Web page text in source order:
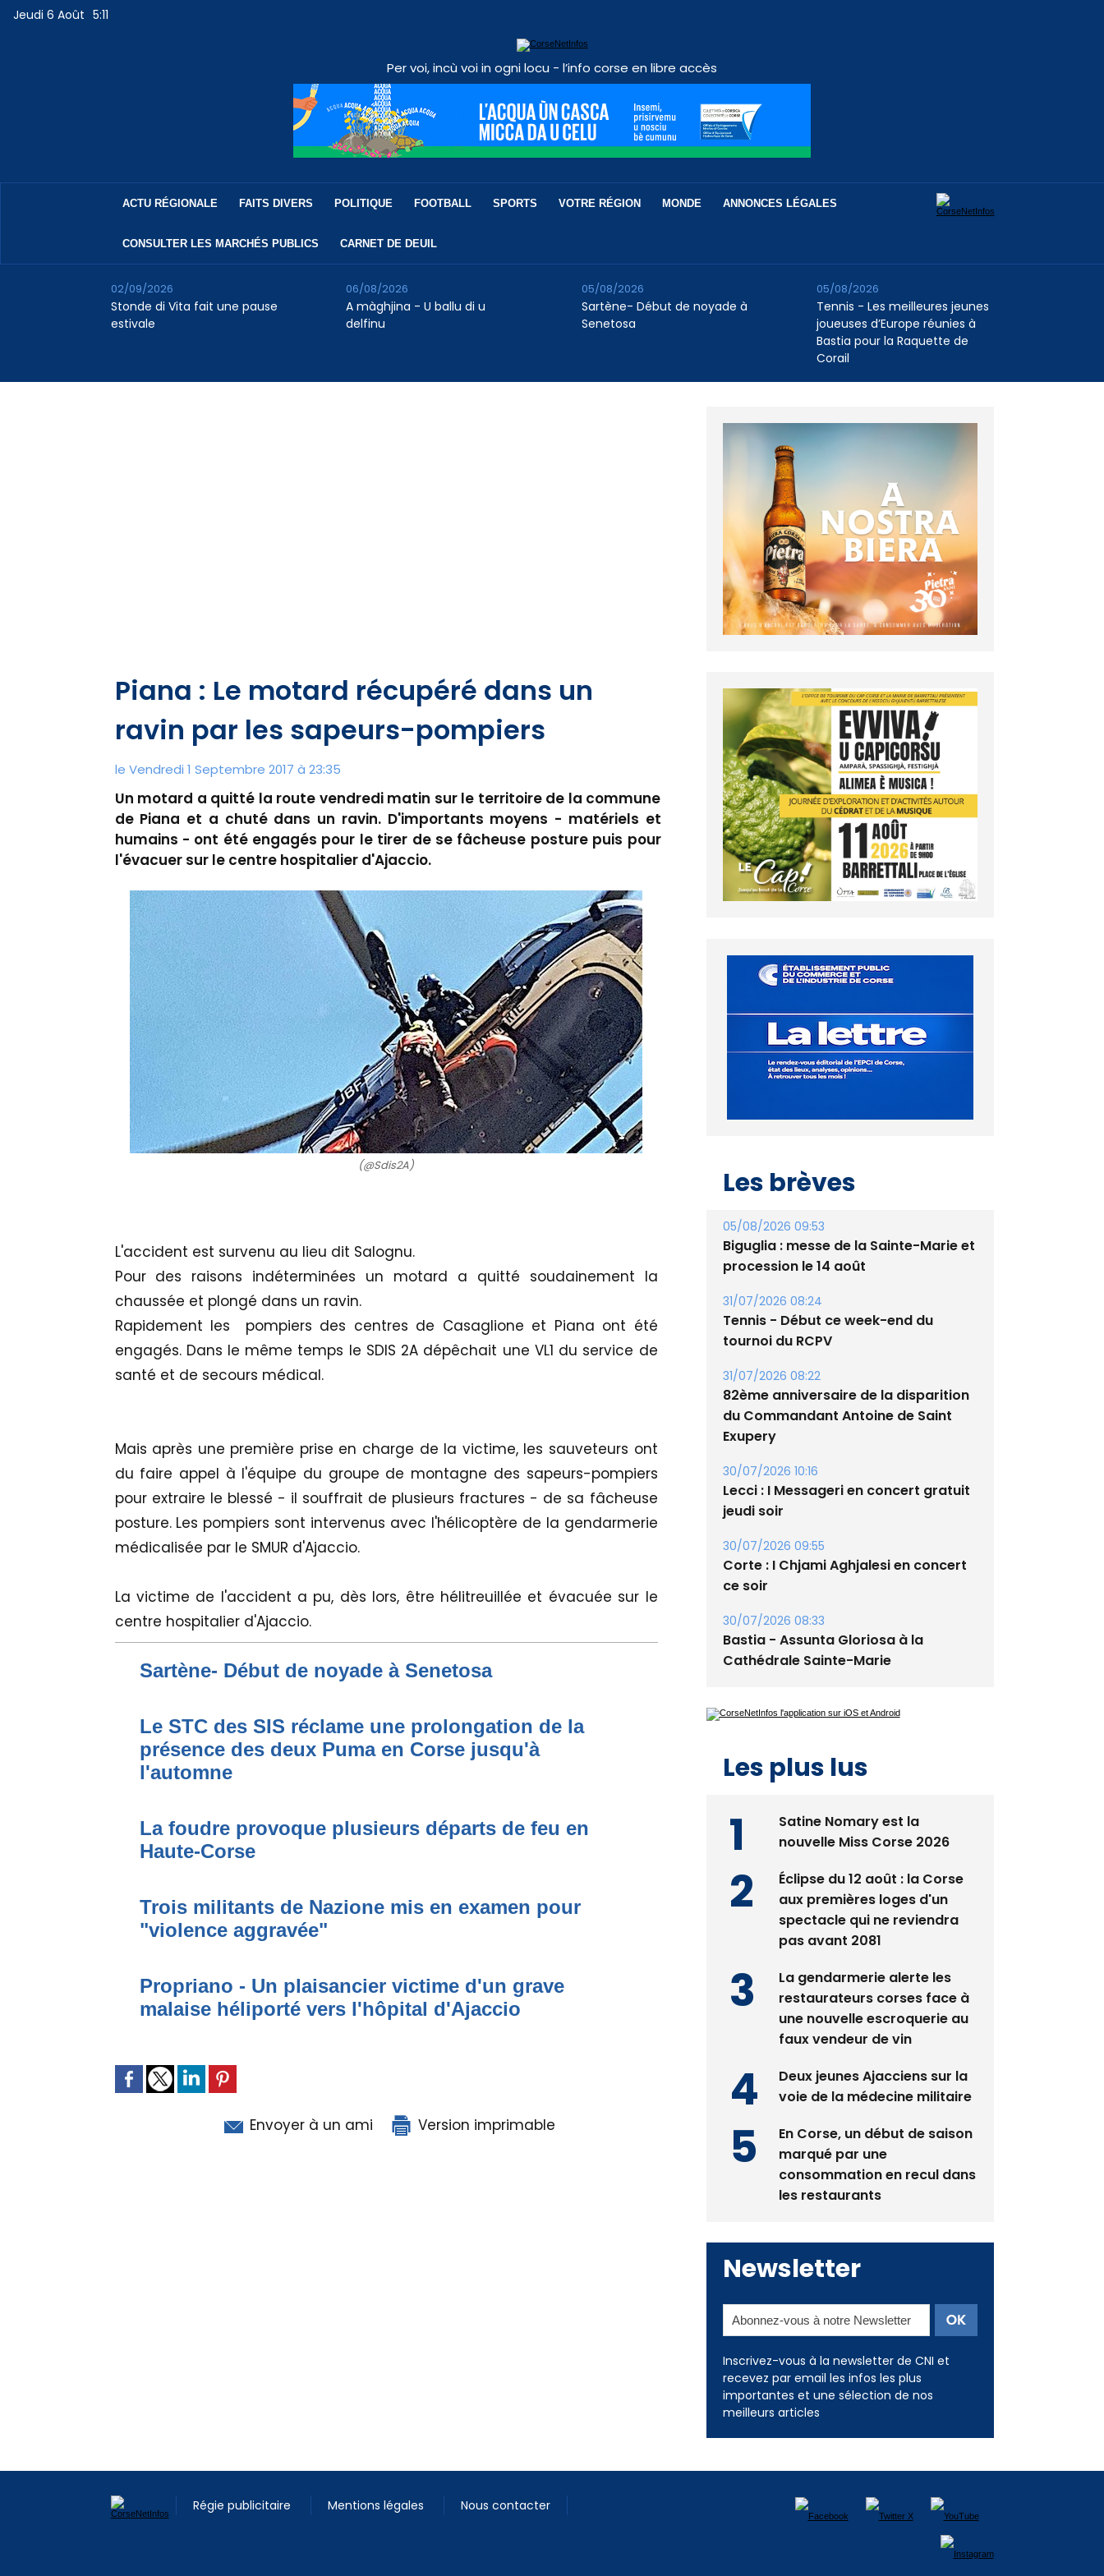
Jeudi 6 Août 5:11
Per voi, incù voi in ogni locu - l’info corse en libre accès
ACTU RÉGIONALE FAITS DIVERS POLITIQUE FOOTBALL SPORTS VOTRE RÉGION MONDE ANNONCES LÉGALES
CONSULTER LES MARCHÉS PUBLICS CARNET DE DEUIL
Stonde di Vita fait une pause
estivale
02/09/2026
A màghjina - U ballu di u
delfinu
06/08/2026
Sartène- Début de noyade à
Senetosa
05/08/2026
Tennis - Les meilleures jeunes
joueuses d’Europe réunies à
Bastia pour la Raquette de
Corail
05/08/2026
Piana : Le motard récupéré dans un
ravin par les sapeurs-pompiers
le Vendredi 1 Septembre 2017 à 23:35
Un motard a quitté la route vendredi matin sur le territoire de la commune
de Piana et a chuté dans un ravin. D'importants moyens - matériels et
humains - ont été engagés pour le tirer de se fâcheuse posture puis pour
l'évacuer sur le centre hospitalier d'Ajaccio.
(@Sdis2A)
L'accident est survenu au lieu dit Salognu.
Pour des raisons indéterminées un motard a quitté soudainement la
chaussée et plongé dans un ravin.
Rapidement les pompiers des centres de Casaglione et Piana ont été
engagés. Dans le même temps le SDIS 2A dépêchait une VL1 du service de
santé et de secours médical.
Mais après une première prise en charge de la victime, les sauveteurs ont
du faire appel à l'équipe du groupe de montagne des sapeurs-pompiers
pour extraire le blessé - il souffrait de plusieurs fractures - de sa fâcheuse
posture. Les pompiers sont intervenus avec l'hélicoptère de la gendarmerie
médicalisée par le SMUR d'Ajaccio.
La victime de l'accident a pu, dès lors, être hélitreuillée et évacuée sur le
centre hospitalier d'Ajaccio.
Sartène- Début de noyade à Senetosa
Le STC des SIS réclame une prolongation de la
présence des deux Puma en Corse jusqu'à
l'automne
La foudre provoque plusieurs départs de feu en
Haute-Corse
Trois militants de Nazione mis en examen pour
"violence aggravée"
Propriano - Un plaisancier victime d'un grave
malaise héliporté vers l'hôpital d'Ajaccio
Envoyer à un ami Version imprimable
Les brèves
05/08/2026 09:53
procession le 14 août
31/07/2026 08:24
tournoi du RCPV
31/07/2026 08:22
82ème anniversaire de la disparition
Exupery
30/07/2026 10:16
jeudi soir
30/07/2026 09:55
ce soir
30/07/2026 08:33
Les plus lus
nouvelle Miss Corse 2026
Éclipse du 12 août : la Corse
aux premières loges d'un
pas avant 2081
La gendarmerie alerte les
restaurateurs corses face à
faux vendeur de vin
voie de la médecine militaire
En Corse, un début de saison
marqué par une
Newsletter
Inscrivez-vous à la newsletter de CNI et
recevez par email les infos les plus
importantes et une sélection de nos